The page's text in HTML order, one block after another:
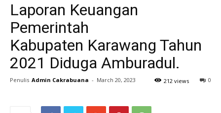
Laporan Keuangan
Pemerintah
Kabupaten Karawang Tahun
2021 Diduga Amburadul.
Penulis Admin Cakrabuana - March 20, 2023 0
212 views